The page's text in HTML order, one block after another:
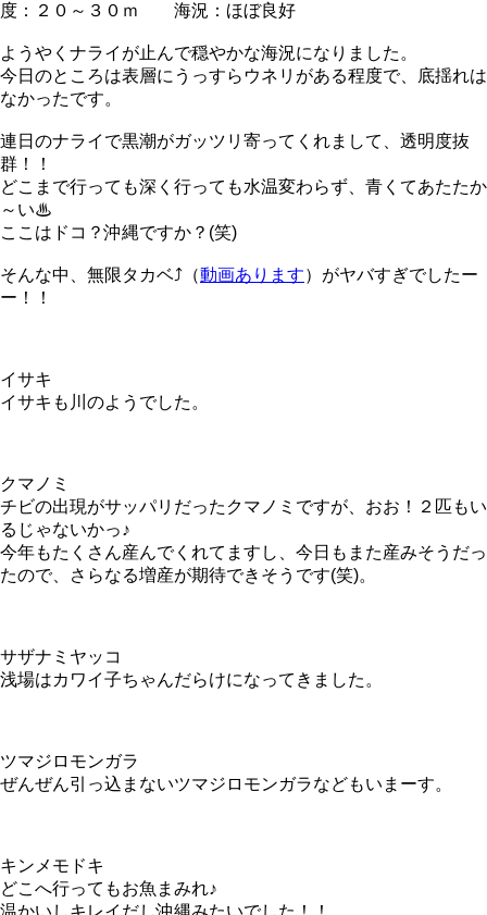
度：２０～３０ｍ 海況：ほぼ良好
ようやくナライが止んで穏やかな海況になりました。
今日のところは表層にうっすらウネリがある程度で、底揺れは
なかったです。
連日のナライで黒潮がガッツリ寄ってくれまして、透明度抜
群！！
どこまで行っても深く行っても水温変わらず、青くてあたたか
～い♨
ここはドコ？沖縄ですか？(笑)
そんな中、無限タカベ⤴（動画あります）がヤバすぎでしたー
ー！！
イサキ
イサキも川のようでした。
クマノミ
チビの出現がサッパリだったクマノミですが、おお！２匹もい
るじゃないかっ♪
今年もたくさん産んでくれてますし、今日もまた産みそうだっ
たので、さらなる増産が期待できそうです(笑)。
サザナミヤッコ
浅場はカワイ子ちゃんだらけになってきました。
ツマジロモンガラ
ぜんぜん引っ込まないツマジロモンガラなどもいまーす。
キンメモドキ
どこへ行ってもお魚まみれ♪